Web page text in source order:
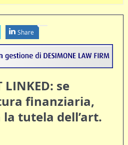
Share
LINKED: se
finanziaria,
tutela dell’art.